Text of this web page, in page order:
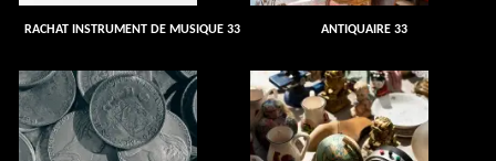
RACHAT INSTRUMENT DE MUSIQUE 33 ANTIQUAIRE 33